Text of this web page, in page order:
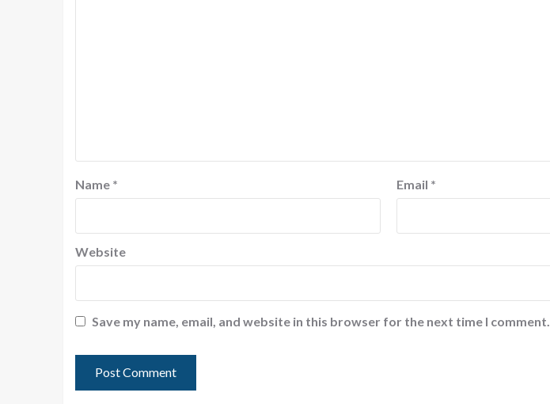
Name * Email *
Website
Save my name, email, and website in this browser for the next time I comment.